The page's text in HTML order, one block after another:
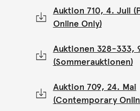
Auktion 710, 4. Juli
Online Only)
Auktionen 328-333,
(Sommerauktionen)
Auktion 709, 24. Mai
(Contemporary